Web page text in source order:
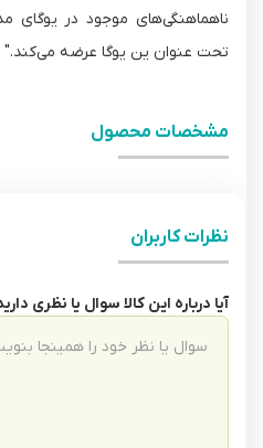
ناهماهنگی‌های موجود در یوگای
تحت عنوان ین یوگا عرضه می‌کند."
مشخصات محصول
نظرات کاربران
آیا درباره این کالا سوال یا نظری